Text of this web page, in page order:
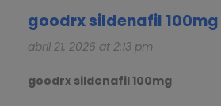
goodrx sildenafil 100mg
abril 21, 2026 at 2:13 pm
goodrx sildenafil 100mg